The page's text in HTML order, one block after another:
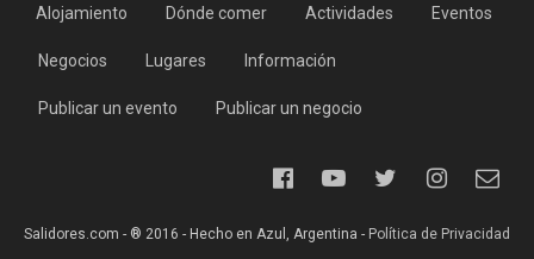
Alojamiento Dónde comer Actividades Eventos
Negocios Lugares Información
Publicar un evento Publicar un negocio
Salidores.com - ® 2016 - Hecho en Azul, Argentina - Política de Privacidad